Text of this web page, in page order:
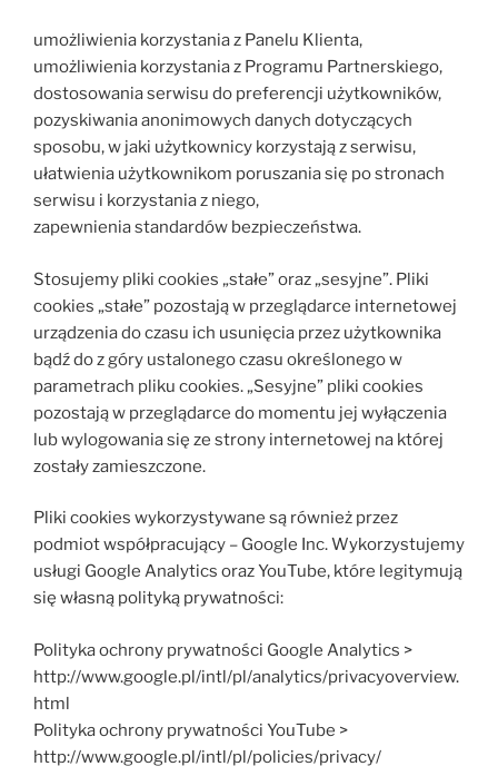
umożliwienia korzystania z Panelu Klienta,
umożliwienia korzystania z Programu Partnerskiego,
dostosowania serwisu do preferencji użytkowników,
pozyskiwania anonimowych danych dotyczących
sposobu, w jaki użytkownicy korzystają z serwisu,
ułatwienia użytkownikom poruszania się po stronach
serwisu i korzystania z niego,
zapewnienia standardów bezpieczeństwa.
Stosujemy pliki cookies „stałe” oraz „sesyjne”. Pliki
cookies „stałe” pozostają w przeglądarce internetowej
urządzenia do czasu ich usunięcia przez użytkownika
bądź do z góry ustalonego czasu określonego w
parametrach pliku cookies. „Sesyjne” pliki cookies
pozostają w przeglądarce do momentu jej wyłączenia
lub wylogowania się ze strony internetowej na której
zostały zamieszczone.
Pliki cookies wykorzystywane są również przez
podmiot współpracujący – Google Inc. Wykorzystujemy
usługi Google Analytics oraz YouTube, które legitymują
się własną polityką prywatności:
Polityka ochrony prywatności Google Analytics >
http://www.google.pl/intl/pl/analytics/privacyoverview.
html
Polityka ochrony prywatności YouTube >
http://www.google.pl/intl/pl/policies/privacy/